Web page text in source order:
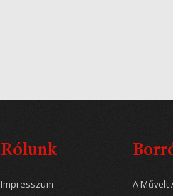
Rólunk
Impresszum A Művelt